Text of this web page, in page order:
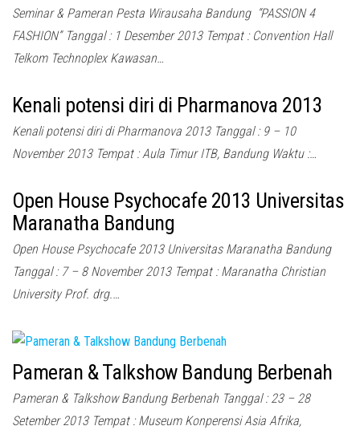
Seminar & Pameran Pesta Wirausaha Bandung “PASSION 4
FASHION” Tanggal : 1 Desember 2013 Tempat : Convention Hall
Telkom Technoplex Kawasan…
Kenali potensi diri di Pharmanova 2013
Kenali potensi diri di Pharmanova 2013 Tanggal : 9 – 10
November 2013 Tempat : Aula Timur ITB, Bandung Waktu :…
Open House Psychocafe 2013 Universitas
Maranatha Bandung
Open House Psychocafe 2013 Universitas Maranatha Bandung
Tanggal : 7 – 8 November 2013 Tempat : Maranatha Christian
University Prof. drg.…
Pameran & Talkshow Bandung Berbenah
Pameran & Talkshow Bandung Berbenah Tanggal : 23 – 28
Setember 2013 Tempat : Museum Konperensi Asia Afrika,